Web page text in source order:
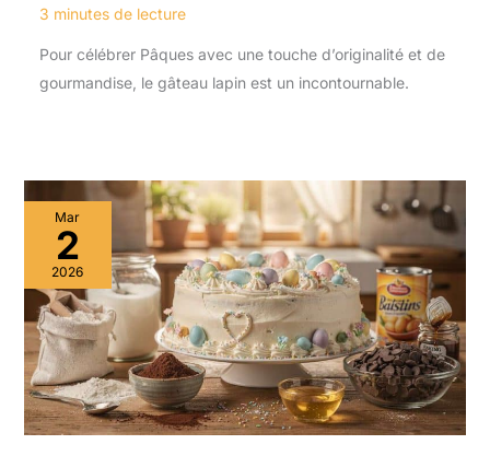
3 minutes de lecture
Pour célébrer Pâques avec une touche d’originalité et de
gourmandise, le gâteau lapin est un incontournable.
Mar
2
2026